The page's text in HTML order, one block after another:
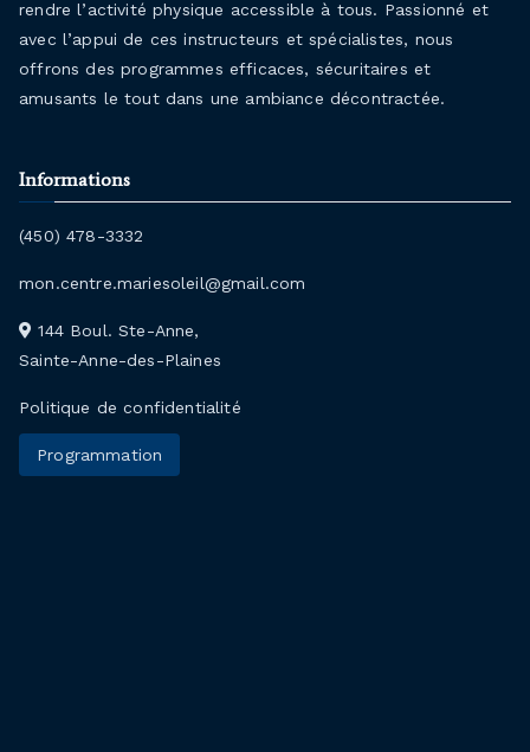
rendre l’activité physique accessible à tous. Passionné et
avec l’appui de ces instructeurs et spécialistes, nous
offrons des programmes efficaces, sécuritaires et
amusants le tout dans une ambiance décontractée.
Informations
(450) 478-3332
mon.centre.mariesoleil@gmail.com
144 Boul. Ste-Anne,
Sainte-Anne-des-Plaines
Politique de confidentialité
Programmation